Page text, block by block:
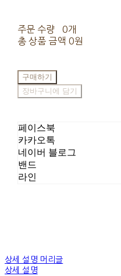
주문 수량
0개
총 상품 금액 0원
구매하기
장바구니에 담기
페이스북
카카오톡
네이버 블로그
밴드
라인
상세 설명 머리글
상세 설명